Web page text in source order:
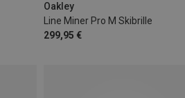
Oakley
Line Miner Pro M Skibrille
299,95 €